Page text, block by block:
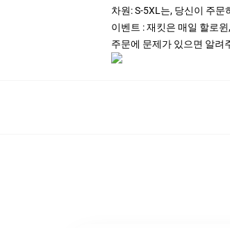
차원: S-5XL는, 당신이 주
이벤트 : 재킷은 매일 할로
주문에 문제가 있으면 알려